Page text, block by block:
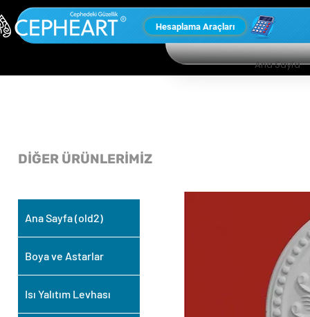
Hesaplama Araçları
Ana Sayfa
Ana Sayfa (old2)
Boya ve Astarlar
Isı Yalıtım Levhası
DİĞER ÜRÜNLERİMİZ